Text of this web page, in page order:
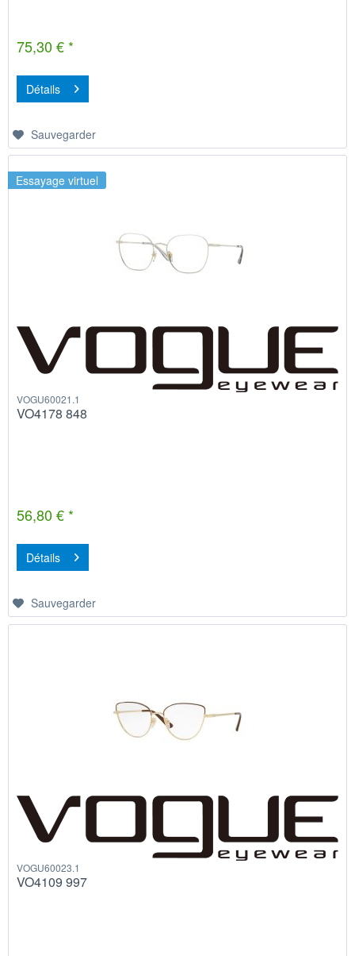
75,30 € *
Détails
Sauvegarder
Essayage virtuel
VOGU60021.1
VO4178 848
56,80 € *
Détails
Sauvegarder
VOGU60023.1
VO4109 997